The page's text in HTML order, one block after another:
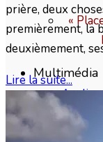
«
Multimédia
Livres
prière, deux
premièrement, la
deuxièmement,
Lire la suite...